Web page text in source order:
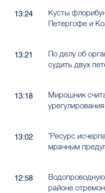
13:24
Кусты
Петергофе и
13:21
По делу об
судить двух
13:18
Мирошник
13:02
"Ресурс
мрачным
12:58
районе